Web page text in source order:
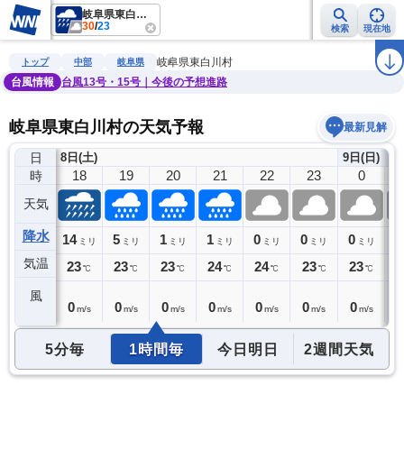
岐阜県東白川村
30/23 検索 現在地
雨雲レーダー 台風情報 地震情報 ラ
トップ 中部 岐阜県
岐阜県東白川村
台風情報
台風13号・15号｜今後の予想進路
岐阜県東白川村の天気予報 最新見解
日
時
天気
降水
気温
風
8日(土)
17
25ミリ
23℃
18
14 ミリ
23℃
0 m/s
19
5 ミリ
23℃
0 m/s
20
1 ミリ
23℃
0 m/s
21
1 ミリ
24℃
0 m/s
22
0 ミリ
24℃
0 m/s
23
0 ミリ
23 ℃
0m/s
9日(日)
0
0 ミリ
23℃
0 m/s
5分毎 1時間毎 今日明日 2週間天気